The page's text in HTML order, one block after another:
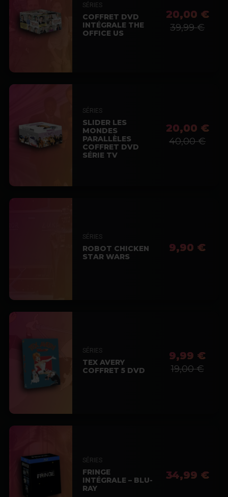
SÉRIES
COFFRET DVD
INTÉGRALE THE
OFFICE US
20,00 €
39,99 €
SÉRIES
SLIDER LES
MONDES
PARALLÈLES
COFFRET DVD
SÉRIE TV
20,00 €
40,00 €
SÉRIES
ROBOT CHICKEN
STAR WARS
9,90 €
SÉRIES
TEX AVERY
COFFRET 5 DVD
9,99 €
19,00 €
SÉRIES
FRINGE
INTÉGRALE – BLU-
RAY
34,99 €